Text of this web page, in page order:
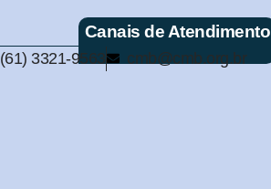
Canais de Atendimento
(61) 3321-9563 cmb@cmb.org.br